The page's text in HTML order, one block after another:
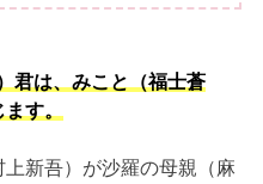
君は、みこと（福士蒼
す。
新吾）が沙羅の母親（麻